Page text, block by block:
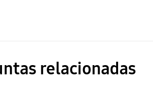
relacionadas